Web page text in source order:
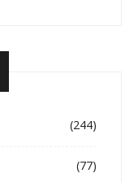
(244)
(77)